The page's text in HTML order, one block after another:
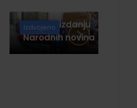
Knjige u izdanju
Narodnih novina
Izdvojeno